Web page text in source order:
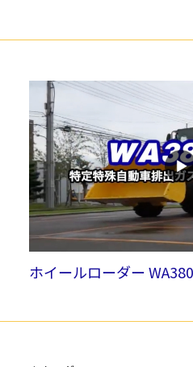
ホイールローダー